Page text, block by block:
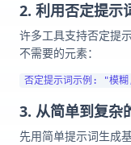
2. 利用否定提示
许多工具支持否定提
不需要的元素：
3. 从简单到复杂
先用简单提示词生成